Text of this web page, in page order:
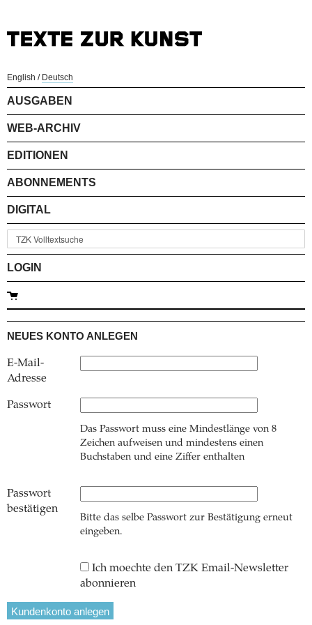
English / Deutsch
AUSGABEN
WEB-ARCHIV
EDITIONEN
ABONNEMENTS
DIGITAL
LOGIN
NEUES KONTO ANLEGEN
E-Mail-
Adresse
Passwort
Das Passwort muss eine Mindestlänge von 8
Zeichen aufweisen und mindestens einen
Buchstaben und eine Ziffer enthalten
Passwort
bestätigen
Bitte das selbe Passwort zur Bestätigung erneut
eingeben.
Ich moechte den TZK Email-Newsletter
abonnieren